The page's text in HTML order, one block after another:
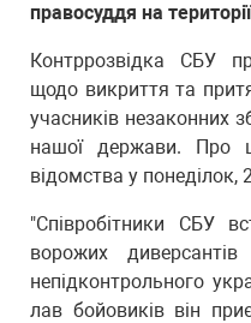
правосуддя на
Контррозвідка СБУ
щодо викриття та
учасників незаконних
нашої держави. Про
відомства у понеділок,
"Співробітники СБУ
ворожих
непідконтрольного
лав бойовиків він